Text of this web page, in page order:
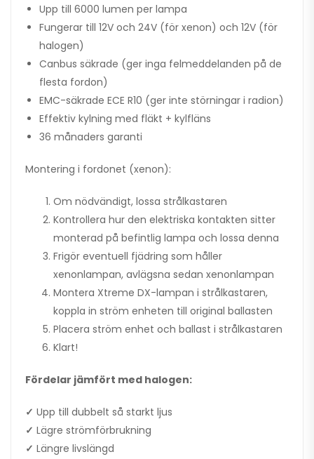
Upp till 6000 lumen per lampa
Fungerar till 12V och 24V (för xenon) och 12V (för
halogen)
Canbus säkrade (ger inga felmeddelanden på de
flesta fordon)
EMC-säkrade ECE R10 (ger inte störningar i radion)
Effektiv kylning med fläkt + kylfläns
36 månaders garanti
Montering i fordonet (xenon):
Om nödvändigt, lossa strålkastaren
Kontrollera hur den elektriska kontakten sitter
monterad på befintlig lampa och lossa denna
Frigör eventuell fjädring som håller
xenonlampan, avlägsna sedan xenonlampan
Montera Xtreme DX-lampan i strålkastaren,
koppla in ström enheten till original ballasten
Placera ström enhet och ballast i strålkastaren
Klart!
Fördelar jämfört med halogen:
✓ Upp till dubbelt så starkt ljus
✓ Lägre strömförbrukning
✓ Längre livslängd